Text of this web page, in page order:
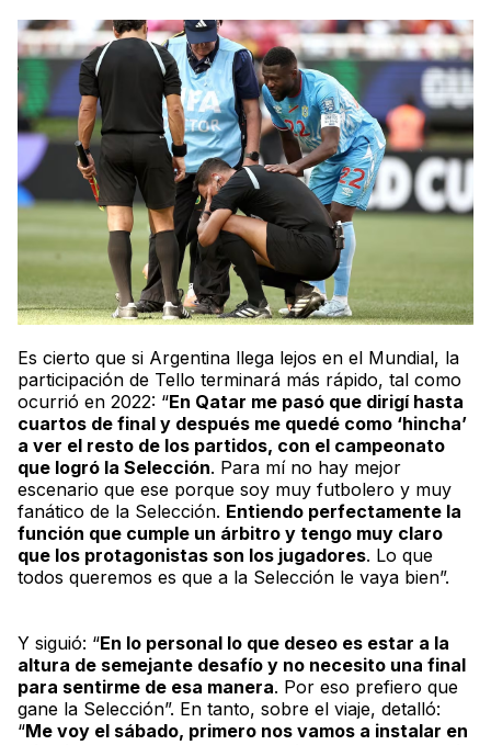
Es cierto que si Argentina llega lejos en el Mundial, la
participación de Tello terminará más rápido, tal como
ocurrió en 2022: “En Qatar me pasó que dirigí hasta
cuartos de final y después me quedé como ‘hincha’
a ver el resto de los partidos, con el campeonato
que logró la Selección. Para mí no hay mejor
escenario que ese porque soy muy futbolero y muy
fanático de la Selección. Entiendo perfectamente la
función que cumple un árbitro y tengo muy claro
que los protagonistas son los jugadores. Lo que
todos queremos es que a la Selección le vaya bien”.
Y siguió: “En lo personal lo que deseo es estar a la
altura de semejante desafío y no necesito una final
para sentirme de esa manera. Por eso prefiero que
gane la Selección”. En tanto, sobre el viaje, detalló:
“Me voy el sábado, primero nos vamos a instalar en